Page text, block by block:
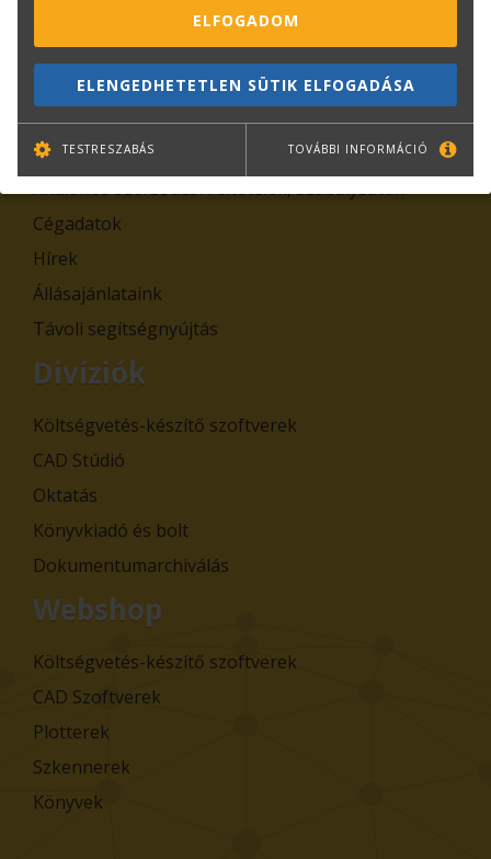
Kiemelt tartalmak
Rólunk
Kapcsolat
Adatkezelési tájékoztatók
Általános Szerződési Feltételek, Szabályzatok
Cégadatok
Hírek
Állásajánlataink
Távoli segítségnyújtás
Divíziók
Költségvetés-készítő szoftverek
CAD Stúdió
Oktatás
Könyvkiadó és bolt
Dokumentumarchiválás
Webshop
Költségvetés-készítő szoftverek
CAD Szoftverek
Plotterek
Szkennerek
Könyvek
ELFOGADOM
ELENGEDHETETLEN SÜTIK ELFOGADÁSA
TESTRESZABÁS TOVÁBBI INFORMÁCIÓ